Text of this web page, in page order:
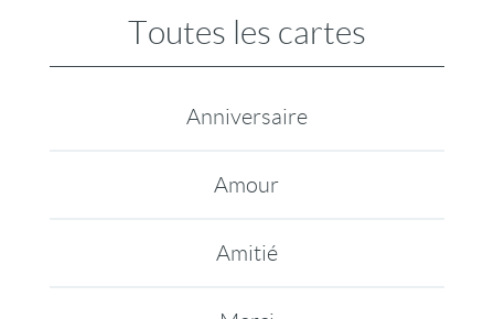
Toutes les cartes
Anniversaire
Amour
Amitié